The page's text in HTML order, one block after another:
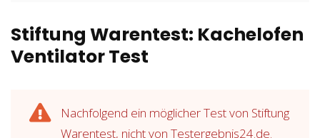
Stiftung Warentest: Kachelofen
Ventilator Test
Nachfolgend ein möglicher Test von Stiftung
Warentest, nicht von Testergebnis24.de.